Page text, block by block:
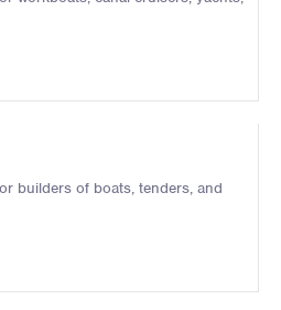
builders of boats, tenders, and